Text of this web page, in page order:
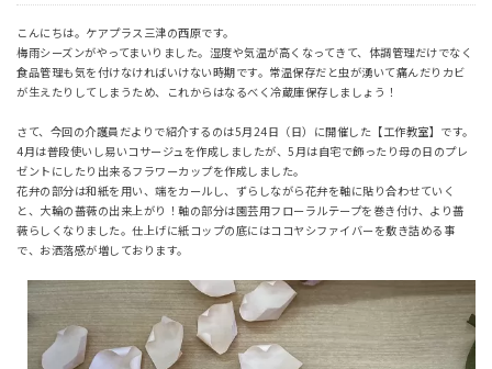
こんにちは。ケアプラス三津の西原です。
梅雨シーズンがやってまいりました。湿度や気温が高くなってきて、体調管理だけでなく
食品管理も気を付けなければいけない時期です。常温保存だと虫が湧いて痛んだりカビ
が生えたりしてしまうため、これからはなるべく冷蔵庫保存しましょう！
さて、今回の介護員だよりで紹介するのは5月24日（日）に開催した【工作教室】です。
4月は普段使いし易いコサージュを作成しましたが、5月は自宅で飾ったり母の日のプレ
ゼントにしたり出来るフラワーカップを作成しました。
花弁の部分は和紙を用い、端をカールし、ずらしながら花弁を軸に貼り合わせていく
と、大輪の薔薇の出来上がり！軸の部分は園芸用フローラルテープを巻き付け、より薔
薇らしくなりました。仕上げに紙コップの底にはココヤシファイバーを敷き詰める事
で、お洒落感が増しております。